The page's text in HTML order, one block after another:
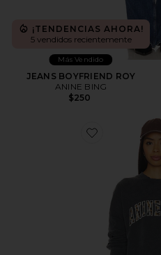
¡TENDENCIAS AHORA!
5 vendidos recientemente
Más Vendido
JEANS BOYFRIEND ROY
ANINE BING
$250
Favorite